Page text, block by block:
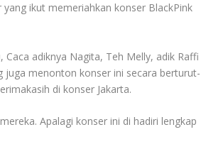
ikut memeriahkan konser BlackPink
adiknya Nagita, Teh Melly, adik Raffi
juga menonton konser ini secara berturut-
di konser Jakarta.
Apalagi konser ini di hadiri lengkap